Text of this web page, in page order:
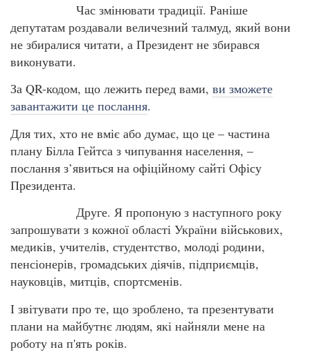
Час змінювати традиції. Раніше
депутатам роздавали величезний талмуд, який вони
не збиралися читати, а Президент не збирався
виконувати.
За QR-кодом, що лежить перед вами, ви зможете
завантажити це послання.
Для тих, хто не вміє або думає, що це – частина
плану Білла Гейтса з чипування населення, –
послання з’явиться на офіційному сайті Офісу
Президента.
Друге. Я пропоную з наступного року
запрошувати з кожної області України військових,
медиків, учителів, студентство, молоді родини,
пенсіонерів, громадських діячів, підприємців,
науковців, митців, спортсменів.
І звітувати про те, що зроблено, та презентувати
плани на майбутнє людям, які найняли мене на
роботу на п'ять років.